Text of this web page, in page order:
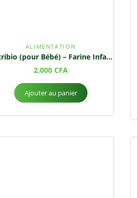
ALIMENTATION
Nutribio (pour Bébé) – Farine Infantile Nutritive 🌱👶
2.000 CFA
Ajouter au panier